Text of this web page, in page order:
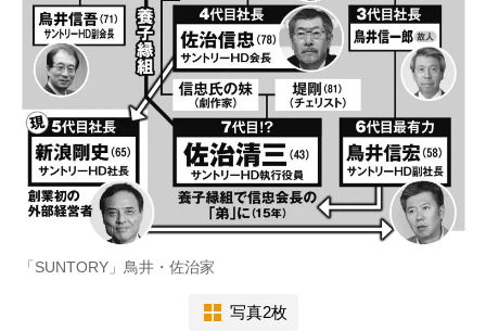
「SUNTORY」鳥井・佐治家
写真2枚